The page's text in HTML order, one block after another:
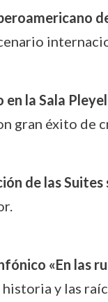
la Sala
gran éxito de
de las
«En las
y las